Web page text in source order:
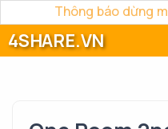
Thông báo dừng
4SHARE.VN